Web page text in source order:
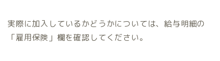
実際に加入しているかどうかについては、給与明細の
「雇用保険」欄を確認してください。